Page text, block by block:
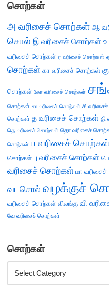
சொற்கள்
அ வரிசைச் சொற்கள் ஆ
சொல் இ வரிசைச் சொற்கள்
வரிசைச் சொற்கள் ஏ வரிசைச் சொற்கள்
சொற்கள் கா வரிசைச் சொற்கள்
சொற்கள் கோ வரிசைச் சொற்கள்
சொற்கள் சா வரிசைச் சொற்கள் சி
சொற்கள் த வரிசைச் சொற்கள் தி
தெ வரிசைச் சொற்கள் தொ வரிசைச்
சொற்கள் ப வரிசைச் சொற்கள்
சொற்கள் பு வரிசைச் சொற்கள்
வரிசைச் சொற்கள் மா
வடசொல் வழக்குச்
வரிசைச் சொற்கள் விலங்கு வி
வே வரிசைச் சொற்கள்
சொற்கள்